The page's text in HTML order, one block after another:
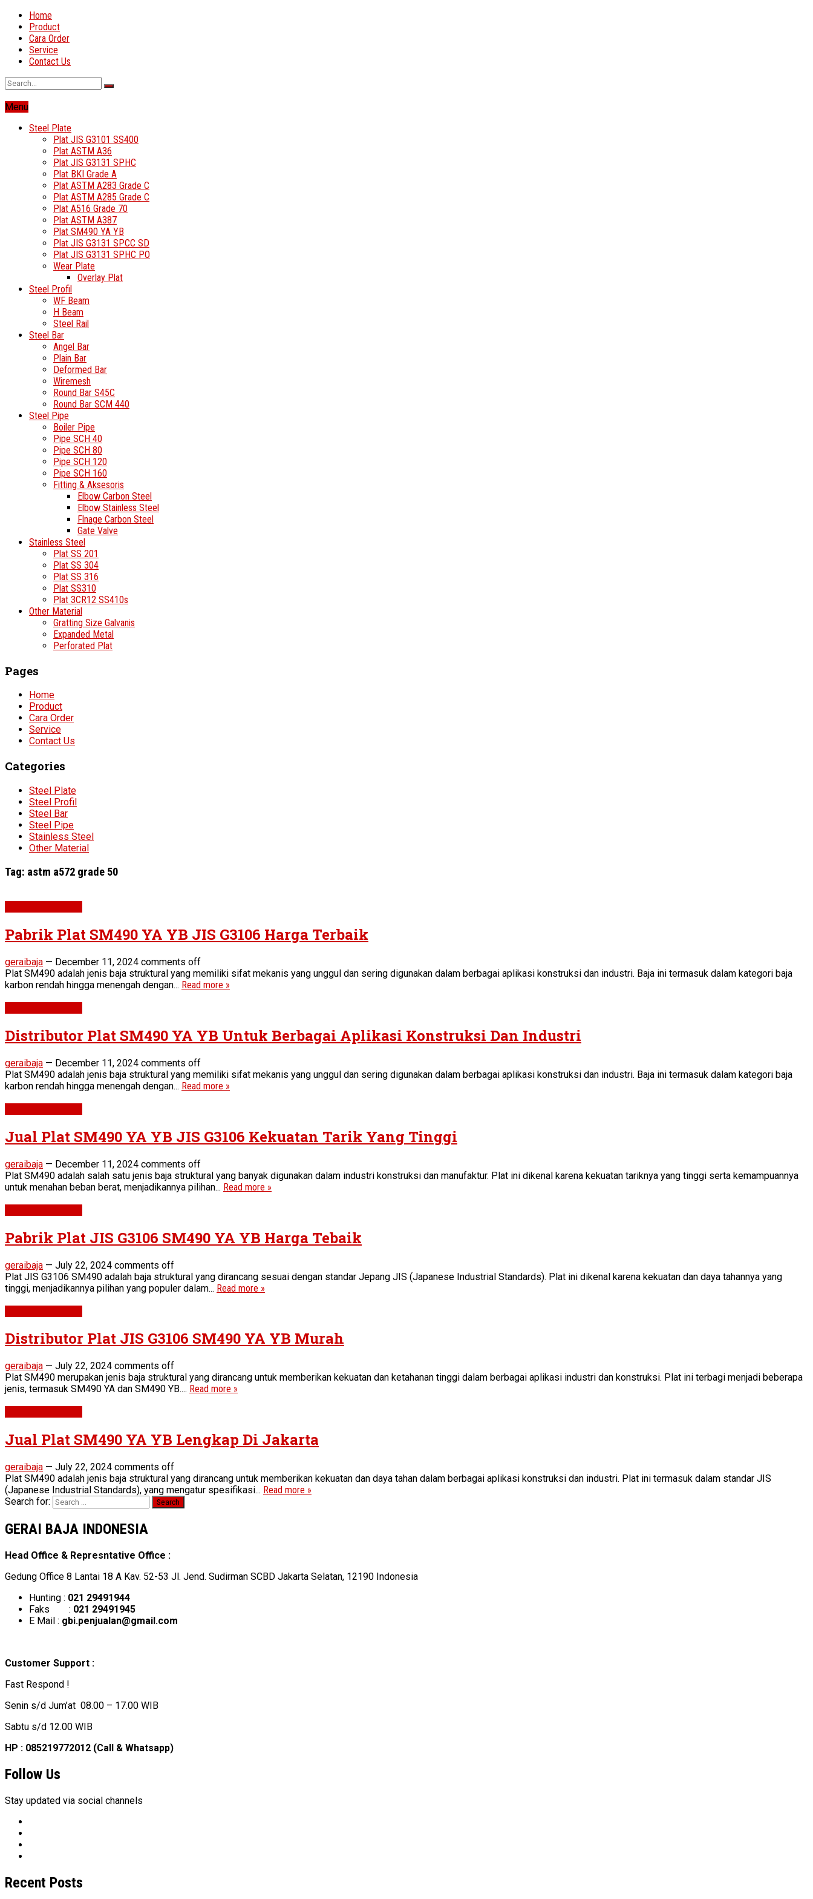
Home
Product
Cara Order
Service
Contact Us
Menu
Steel Plate
Plat JIS G3101 SS400
Plat ASTM A36
Plat JIS G3131 SPHC
Plat BKI Grade A
Plat ASTM A283 Grade C
Plat ASTM A285 Grade C
Plat A516 Grade 70
Plat ASTM A387
Plat SM490 YA YB
Plat JIS G3131 SPCC SD
Plat JIS G3131 SPHC PO
Wear Plate
Overlay Plat
Steel Profil
WF Beam
H Beam
Steel Rail
Steel Bar
Angel Bar
Plain Bar
Deformed Bar
Wiremesh
Round Bar S45C
Round Bar SCM 440
Steel Pipe
Boiler Pipe
Pipe SCH 40
Pipe SCH 80
Pipe SCH 120
Pipe SCH 160
Fitting & Aksesoris
Elbow Carbon Steel
Elbow Stainless Steel
Flnage Carbon Steel
Gate Valve
Stainless Steel
Plat SS 201
Plat SS 304
Plat SS 316
Plat SS310
Plat 3CR12 SS410s
Other Material
Gratting Size Galvanis
Expanded Metal
Perforated Plat
Pages
Home
Product
Cara Order
Service
Contact Us
Categories
Steel Plate
Steel Profil
Steel Bar
Steel Pipe
Stainless Steel
Other Material
Tag: astm a572 grade 50
Pabrik Plat SM490 YA YB JIS G3106 Harga Terbaik
geraibaja — December 11, 2024 comments off
Plat SM490 adalah jenis baja struktural yang memiliki sifat mekanis yang unggul dan sering digunakan dalam berbagai aplikasi konstruksi dan industri. Baja ini termasuk dalam kategori baja
karbon rendah hingga menengah dengan... Read more »
Distributor Plat SM490 YA YB Untuk Berbagai Aplikasi Konstruksi Dan Industri
geraibaja — December 11, 2024 comments off
Plat SM490 adalah jenis baja struktural yang memiliki sifat mekanis yang unggul dan sering digunakan dalam berbagai aplikasi konstruksi dan industri. Baja ini termasuk dalam kategori baja
karbon rendah hingga menengah dengan... Read more »
Jual Plat SM490 YA YB JIS G3106 Kekuatan Tarik Yang Tinggi
geraibaja — December 11, 2024 comments off
Plat SM490 adalah salah satu jenis baja struktural yang banyak digunakan dalam industri konstruksi dan manufaktur. Plat ini dikenal karena kekuatan tariknya yang tinggi serta kemampuannya
untuk menahan beban berat, menjadikannya pilihan... Read more »
Pabrik Plat JIS G3106 SM490 YA YB Harga Tebaik
geraibaja — July 22, 2024 comments off
Plat JIS G3106 SM490 adalah baja struktural yang dirancang sesuai dengan standar Jepang JIS (Japanese Industrial Standards). Plat ini dikenal karena kekuatan dan daya tahannya yang
tinggi, menjadikannya pilihan yang populer dalam... Read more »
Distributor Plat JIS G3106 SM490 YA YB Murah
geraibaja — July 22, 2024 comments off
Plat SM490 merupakan jenis baja struktural yang dirancang untuk memberikan kekuatan dan ketahanan tinggi dalam berbagai aplikasi industri dan konstruksi. Plat ini terbagi menjadi beberapa
jenis, termasuk SM490 YA dan SM490 YB.... Read more »
Jual Plat SM490 YA YB Lengkap Di Jakarta
geraibaja — July 22, 2024 comments off
Plat SM490 adalah jenis baja struktural yang dirancang untuk memberikan kekuatan dan daya tahan dalam berbagai aplikasi konstruksi dan industri. Plat ini termasuk dalam standar JIS
(Japanese Industrial Standards), yang mengatur spesifikasi... Read more »
Search for:
GERAI BAJA INDONESIA
Head Office & Represntative Office :
Gedung Office 8 Lantai 18 A Kav. 52-53 Jl. Jend. Sudirman SCBD Jakarta Selatan, 12190 Indonesia
Hunting : 021 29491944
Faks : 021 29491945
E Mail : gbi.penjualan@gmail.com
Customer Support :
Fast Respond !
Senin s/d Jum’at 08.00 – 17.00 WIB
Sabtu s/d 12.00 WIB
HP : 085219772012 (Call & Whatsapp)
Follow Us
Stay updated via social channels
Recent Posts